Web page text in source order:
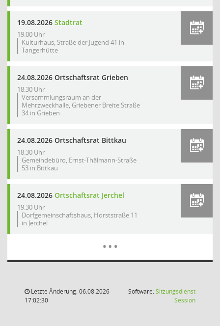
19.08.2026 Stadtrat
19:00 Uhr
Kulturhaus, Straße der Jugend 41 in
Tangerhütte
24.08.2026 Ortschaftsrat Grieben
18:30 Uhr
Versammlungsraum an der
Mehrzweckhalle, Griebener Breite Straße
34 in Grieben
24.08.2026 Ortschaftsrat Bittkau
18:30 Uhr
Gemeindebüro, Ernst-Thälmann-Straße
53 in Bittkau
24.08.2026 Ortschaftsrat Jerchel
19:30 Uhr
Dorfgemeinschaftshaus, Horststraße 11
in Jerchel
…
Letzte Änderung: 06.08.2026
17:02:30
Software:Sitzungsdienst
Session(Wird in